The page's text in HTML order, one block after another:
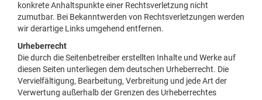
konkrete Anhaltspunkte einer Rechtsverletzung nicht
zumutbar. Bei Bekanntwerden von Rechtsverletzungen werden
wir derartige Links umgehend entfernen.
Urheberrecht
Die durch die Seitenbetreiber erstellten Inhalte und Werke auf
diesen Seiten unterliegen dem deutschen Urheberrecht. Die
Vervielfältigung, Bearbeitung, Verbreitung und jede Art der
Verwertung außerhalb der Grenzen des Urheberrechtes